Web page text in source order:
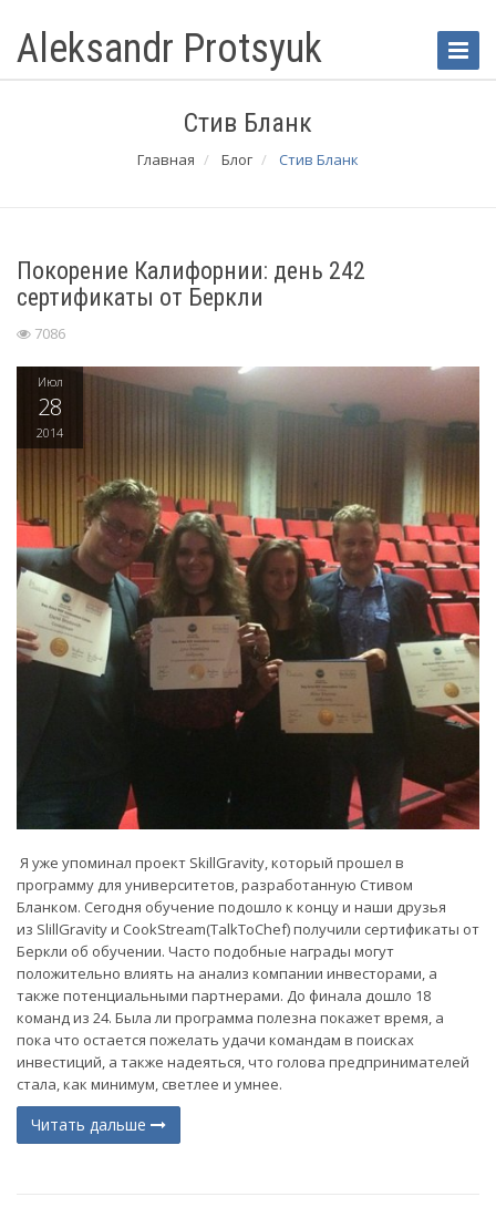
Toggle
Aleksandr Protsyuk
Стив Бланк
Главная Блог Стив Бланк
Покорение Калифорнии: день 242
сертификаты от Беркли
7086
Июл
28
2014
Я уже упоминал проект SkillGravity, который прошел в
программу для университетов, разработанную Стивом
Бланком. Сегодня обучение подошло к концу и наши друзья
из SlillGravity и CookStream(TalkToChef) получили сертификаты от
Беркли об обучении. Часто подобные награды могут
положительно влиять на анализ компании инвесторами, а
также потенциальными партнерами. До финала дошло 18
команд из 24. Была ли программа полезна покажет время, а
пока что остается пожелать удачи командам в поисках
инвестиций, а также надеяться, что голова предпринимателей
стала, как минимум, светлее и умнее.
Читать дальше